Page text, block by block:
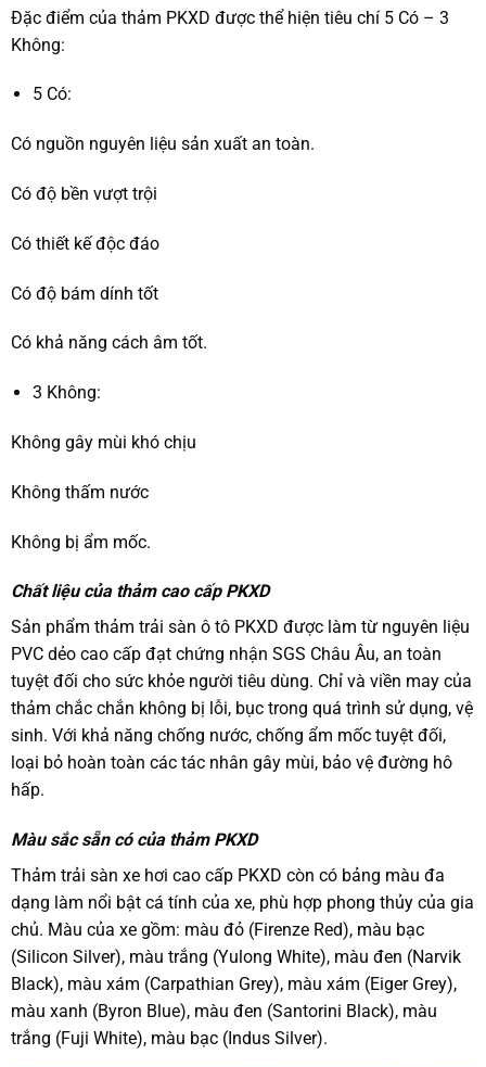
Đặc điểm của thảm PKXD được thể hiện tiêu chí 5 Có – 3
Không:
5 Có:
Có nguồn nguyên liệu sản xuất an toàn.
Có độ bền vượt trội
Có thiết kế độc đáo
Có độ bám dính tốt
Có khả năng cách âm tốt.
3 Không:
Không gây mùi khó chịu
Không thấm nước
Không bị ẩm mốc.
Chất liệu của thảm cao cấp PKXD
Sản phẩm thảm trải sàn ô tô PKXD được làm từ nguyên liệu
PVC dẻo cao cấp đạt chứng nhận SGS Châu Âu, an toàn
tuyệt đối cho sức khỏe người tiêu dùng. Chỉ và viền may của
thảm chắc chắn không bị lỗi, bục trong quá trình sử dụng, vệ
sinh. Với khả năng chống nước, chống ẩm mốc tuyệt đối,
loại bỏ hoàn toàn các tác nhân gây mùi, bảo vệ đường hô
hấp.
Màu sắc sẵn có của thảm PKXD
Thảm trải sàn xe hơi cao cấp PKXD còn có bảng màu đa
dạng làm nổi bật cá tính của xe, phù hợp phong thủy của gia
chủ. Màu của xe gồm: màu đỏ (Firenze Red), màu bạc
(Silicon Silver), màu trắng (Yulong White), màu đen (Narvik
Black), màu xám (Carpathian Grey), màu xám (Eiger Grey),
màu xanh (Byron Blue), màu đen (Santorini Black), màu
trắng (Fuji White), màu bạc (Indus Silver).